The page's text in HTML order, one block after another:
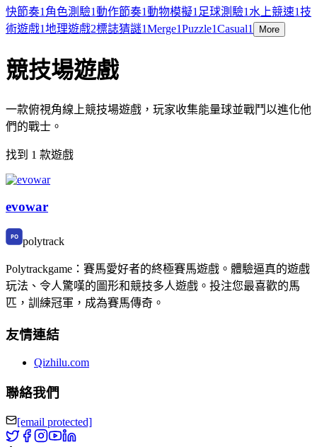
快節奏1 角色測驗1動作節奏1動物模擬1 足球測驗1 水上競速1技
術遊戲1地理遊戲2標誌猜謎1Merge1Puzzle1Casual1 More
競技場遊戲
一款俯視角線上競技場遊戲，玩家收集能量球並戰鬥以進化他
們的戰士。
找到 1 款遊戲
evowar
polytrack
Polytrackgame：賽馬愛好者的終極賽馬遊戲。體驗逼真的遊戲
玩法、令人驚嘆的圖形和競技多人遊戲。投注您最喜歡的馬
匹，訓練冠軍，成為賽馬傳奇。
友情連結
Qizhilu.com
聯絡我們
[email protected]